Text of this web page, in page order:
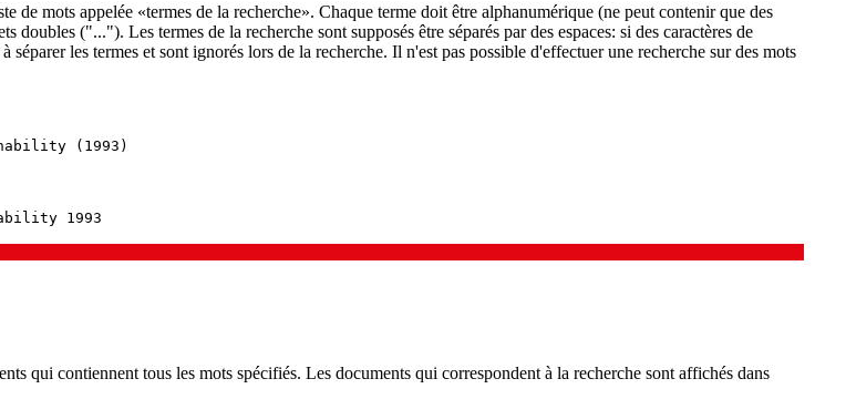
de mots appelée «termes de la recherche». Chaque terme doit être alphanumérique (ne peut contenir que des
("..."). Les termes de la recherche sont supposés être séparés par des espaces: si des caractères de
séparer les termes et sont ignorés lors de la recherche. Il n'est pas possible d'effectuer une recherche sur des mots
(1993)
1993
qui contiennent tous les mots spécifiés. Les documents qui correspondent à la recherche sont affichés dans